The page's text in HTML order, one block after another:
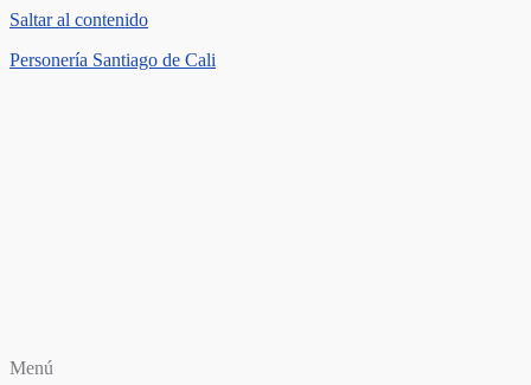
Saltar al contenido
Personería Santiago de Cali
Menú